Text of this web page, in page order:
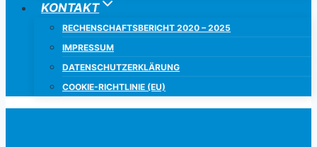
KONTAKT
RECHENSCHAFTSBERICHT 2020 – 2025
IMPRESSUM
DATENSCHUTZERKLÄRUNG
COOKIE-RICHTLINIE (EU)